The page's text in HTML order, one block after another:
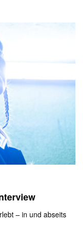
– in und abseits